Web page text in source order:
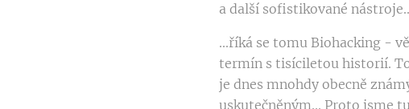
a další sofistikované
...říká se tomu Biohacking -
termín s tisíciletou historií.
je dnes mnohdy obecně
uskutečněným... Proto jsme